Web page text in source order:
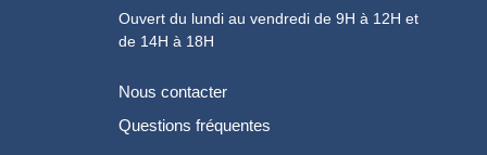
Ouvert du lundi au vendredi de 9H à 12H et
de 14H à 18H
Nous contacter
Questions fréquentes